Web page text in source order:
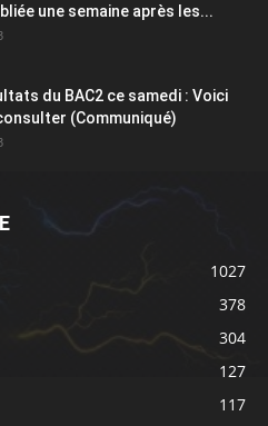
une semaine après les...
du BAC2 ce samedi : Voici
(Communiqué)
1027
378
304
127
117